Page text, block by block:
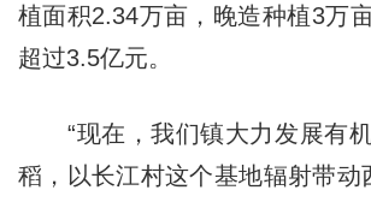
植面积2.34万亩，晚造种植3万
超过3.5亿元。
“现在，我们镇大力发展有机
稻，以长江村这个基地辐射带动